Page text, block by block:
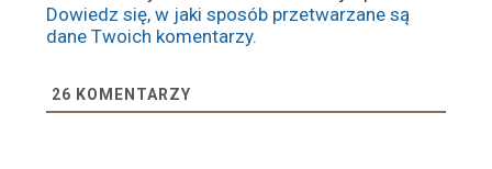
Dowiedz się, w jaki sposób przetwarzane są
dane Twoich komentarzy.
26 KOMENTARZY